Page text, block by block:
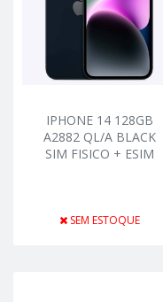
IPHONE 14 128GB
A2882 QL/A BLACK
SIM FISICO + ESIM
SEM ESTOQUE